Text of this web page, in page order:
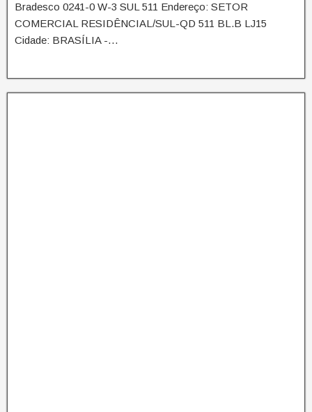
Bradesco 0241-0 W-3 SUL 511 Endereço: SETOR
COMERCIAL RESIDÊNCIAL/SUL-QD 511 BL.B LJ15
Cidade: BRASÍLIA -…